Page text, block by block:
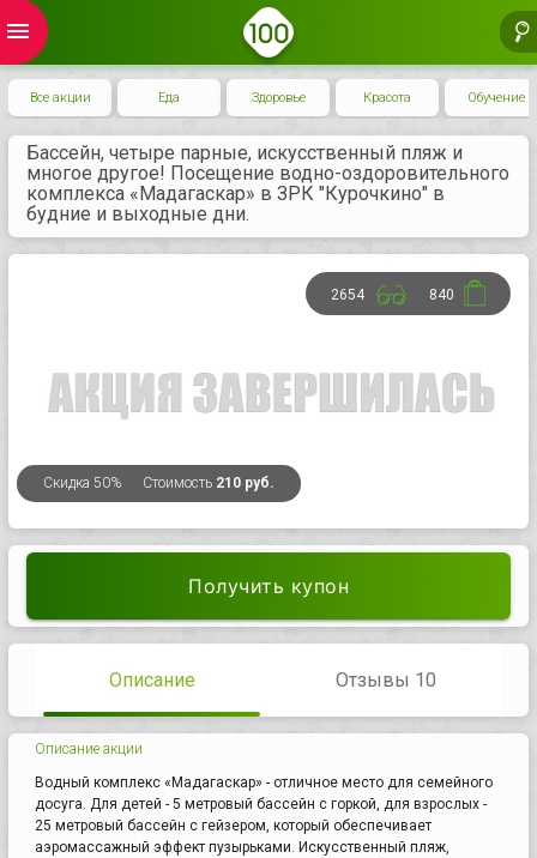
menu
Все акции Еда Здоровье Красота Обучение
Бассейн, четыре парные, искусственный пляж и
многое другое! Посещение водно-оздоровительного
комплекса «Мадагаскар» в ЗРК "Курочкино" в
будние и выходные дни.
Скидка 50% Стоимость 210 руб.
2654 840
Получить купон
Описание Отзывы 10
Описание акции
Водный комплекс «Мадагаскар» - отличное место для семейного
досуга. Для детей - 5 метровый бассейн с горкой, для взрослых -
25 метровый бассейн с гейзером, который обеспечивает
аэромассажный эффект пузырьками. Искусственный пляж,